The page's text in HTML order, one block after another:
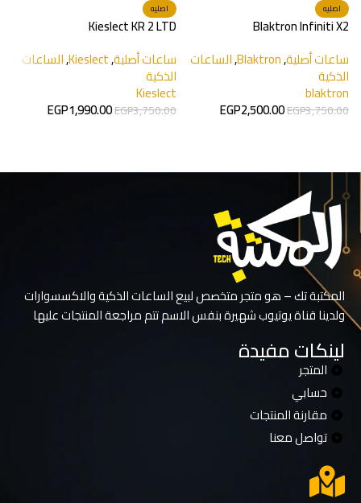
اصليه
Blaktron Infiniti X2
ساعات أصلية,
Blaktron
,الساعات
الذكية
blaktron
EGP3,750.00
EGP2,500.00
اصليه
Kieslect KR 2 LTD
ساعات أصلية,
Kieslect
,الساعات
الذكية
Kieslect
EGP3,750.00
EGP1,990.00
المكتبة تك – هو متجر متخصص لبيع الساعات الذكية والاكسسوارات
ولدينا قناة يوتيوب شهيرة بنفس الاسم تتم مراجعة المنتجات عليها
لينكات مفيدة
المتجر
حسابي
مقارنة المنتجات
تواصل معنا